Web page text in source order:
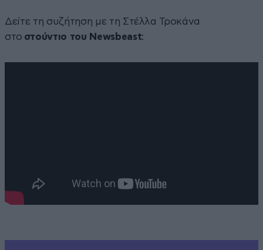
Δείτε τη συζήτηση με τη Στέλλα Τροκάνα
στο στούντιο του Newsbeast: